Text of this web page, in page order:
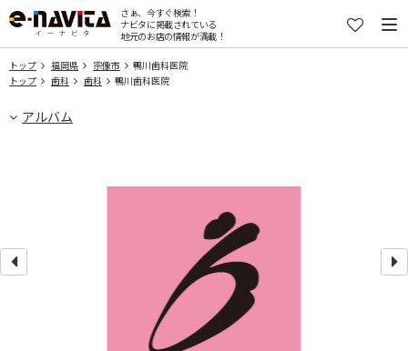
さぁ、今すぐ検索！
ナビタに掲載されている
地元のお店の情報が満載！
トップ 福岡県 宗像市
鴨川歯科医院
トップ
歯科 歯科 鴨川歯科医院
アルバム